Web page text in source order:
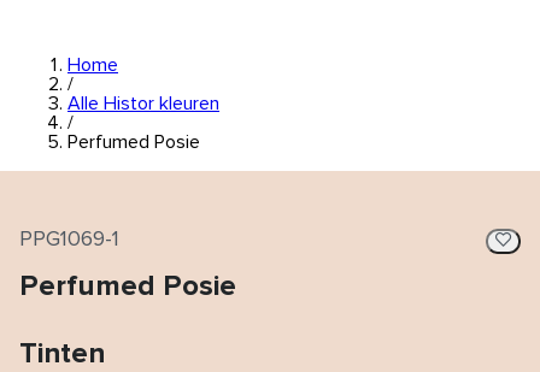
Home
/
Alle Histor kleuren
/
Perfumed Posie
PPG1069-1
Perfumed Posie
Tinten